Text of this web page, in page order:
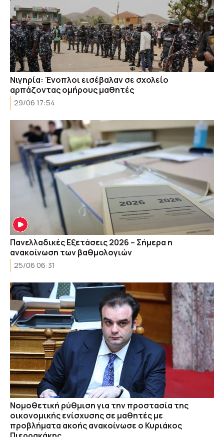
Νιγηρία: Ένοπλοι εισέβαλαν σε σχολείο
αρπάζοντας ομήρους μαθητές
29/06 17:54
Πανελλαδικές Εξετάσεις 2026 – Σήμερα η
ανακοίνωση των βαθμολογιών
25/06 06:31
Νομοθετική ρύθμιση για την προστασία της
οικονομικής ενίσχυσης σε μαθητές με
προβλήματα ακοής ανακοίνωσε ο Κυριάκος